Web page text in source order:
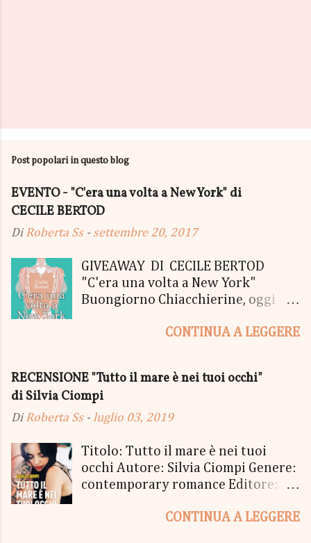
Post popolari in questo blog
EVENTO - "C'era una volta a New York" di
CECILE BERTOD
Di Roberta Ss - settembre 20, 2017
GIVEAWAY DI CECILE BERTOD
"C'era una volta a New York"
Buongiorno Chiacchierine, oggi
lanciamo il SUPER MEGA GIVEAWAY
05 Ottobre di "C'era una volta a
New York", edito Newton Compton.
Un Giveaway molto ricco per la
Premio, che si aggiudicherà tutto
in Un bel PACCO SORPRESA: - La
Copia Cartacea di "C'era una volta a
"tutto ma non il mio Tailleur" - una
CONTINUA A LEGGERE
RECENSIONE "Tutto il mare è nei tuoi occhi"
di Silvia Ciompi
Di Roberta Ss - luglio 03, 2019
Titolo: Tutto il mare è nei tuoi
occhi Autore: Silvia Ciompi Genere:
contemporary romance Editore:
Pubblicazione: 4 giugno Formato:
CONTINUA A LEGGERE